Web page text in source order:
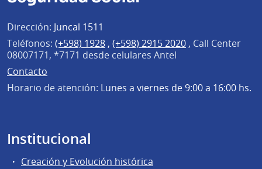
Dirección: Juncal 1511
Teléfonos: (+598) 1928 , (+598) 2915 2020 , Call Center
08007171, *7171 desde celulares Antel
Contacto
Horario de atención: Lunes a viernes de 9:00 a 16:00 hs.
Institucional
Creación y Evolución histórica